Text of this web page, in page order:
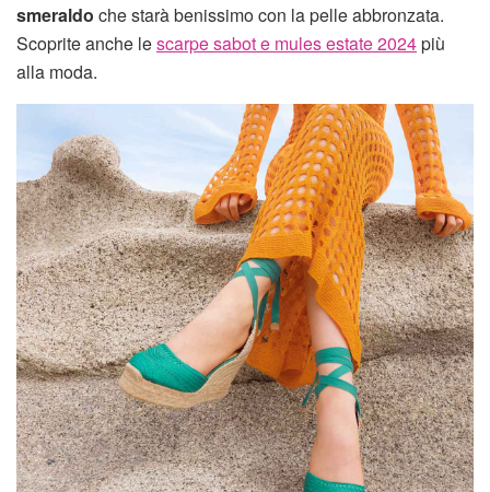
smeraldo che starà benissimo con la pelle abbronzata.
Scoprite anche lescarpe sabot e mules estate 2024più
alla moda.